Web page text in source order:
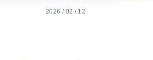
12 / 02 / 2026